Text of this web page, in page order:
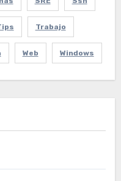
Trabajo
Web Windows